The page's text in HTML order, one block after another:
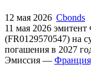
12 мая 2026 Cbonds
11 мая 2026
(FR0129570547) на
погашения в 2027
Эмиссия —